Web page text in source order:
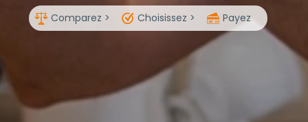
Comparez > Choisissez > Payez